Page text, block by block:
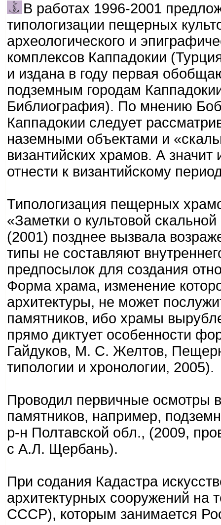
В работах 1996-2001
типологизации пещерных
археологического и
комплексов Каппадокии
и издана в году первая
подземным городам
Библиография). По мнению
Каппадокии следует
наземными объектами и
византийских храмов. А
отнести к византийскому
Типологизация пещерных
«Заметки о культовой
(2001) позднее вызвала
типы не составляют
предпосылок для создания
Форма храма, изменение
архитектуры, не может
памятников, ибо храмы
прямо диктует особенности
Гайдуков, М. С. Желтов,
типологии и хронологии, 2005).
Проводил первичные осмотры
памятников, например,
р-н Полтавской обл., (2009,
с А.Л. Щербань).
При содания Кадастра
архитектурных сооружений
СССР), которым занимается